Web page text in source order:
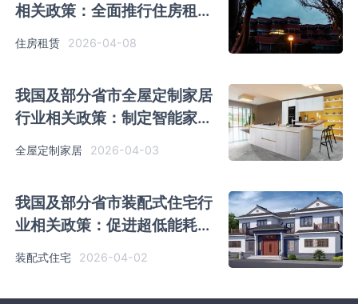
相关政策：全面推行住房租赁
合同网签备案
住房租赁 2026-04-08
我国及部分省市全屋定制家居
行业相关政策：制定智能家居
互联互通标准
全屋定制家居 2026-04-03
我国及部分省市装配式住宅行
业相关政策：促进超低能耗和
装配式建筑规模化发展
装配式住宅 2026-04-02